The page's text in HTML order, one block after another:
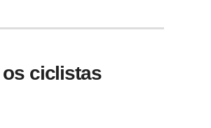
os ciclistas